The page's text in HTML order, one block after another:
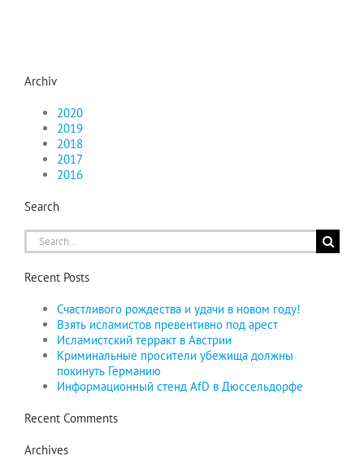
Archiv
2020
2019
2018
2017
2016
Search
Search
for:
Recent Posts
Счастливого рождества и удачи в новом году!
Взять исламистов превентивно под арест
Исламистский терракт в Австрии
Криминальные просители убежища должны
покинуть Германию
Информационный стенд AfD в Дюссельдорфе
Recent Comments
Archives